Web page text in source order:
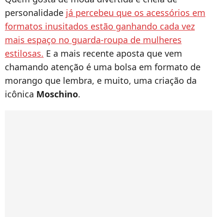
personalidade já percebeu que os acessórios em
formatos inusitados estão ganhando cada vez
mais espaço no guarda-roupa de mulheres
estilosas. E a mais recente aposta que vem
chamando atenção é uma bolsa em formato de
morango que lembra, e muito, uma criação da
icônica Moschino.